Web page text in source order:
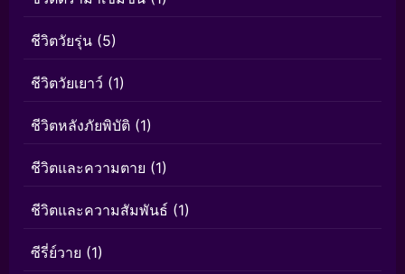
ชีวิตวัยรุ่น (5)
ชีวิตวัยเยาว์ (1)
ชีวิตหลังภัยพิบัติ (1)
ชีวิตและความตาย (1)
ชีวิตและความสัมพันธ์ (1)
ซีรี่ย์วาย (1)